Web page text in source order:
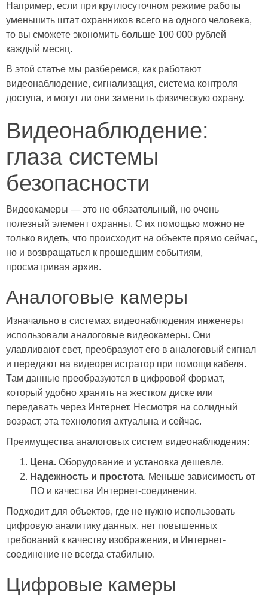
Например, если при круглосуточном режиме работы
уменьшить штат охранников всего на одного человека,
то вы сможете экономить больше 100 000 рублей
каждый месяц.
В этой статье мы разберемся, как работают
видеонаблюдение, сигнализация, система контроля
доступа, и могут ли они заменить физическую охрану.
Видеонаблюдение:
глаза системы
безопасности
Видеокамеры — это не обязательный, но очень
полезный элемент охранны. С их помощью можно не
только видеть, что происходит на объекте прямо сейчас,
но и возвращаться к прошедшим событиям,
просматривая архив.
Аналоговые камеры
Изначально в системах видеонаблюдения инженеры
использовали аналоговые видеокамеры. Они
улавливают свет, преобразуют его в аналоговый сигнал
и передают на видеорегистратор при помощи кабеля.
Там данные преобразуются в цифровой формат,
который удобно хранить на жестком диске или
передавать через Интернет. Несмотря на солидный
возраст, эта технология актуальна и сейчас.
Преимущества аналоговых систем видеонаблюдения:
Цена. Оборудование и установка дешевле.
Надежность и простота. Меньше зависимость от
ПО и качества Интернет-соединения.
Подходит для объектов, где не нужно использовать
цифровую аналитику данных, нет повышенных
требований к качеству изображения, и Интернет-
соединение не всегда стабильно.
Цифровые камеры